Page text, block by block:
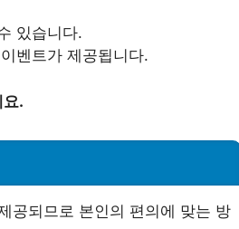
있습니다.
벤트가 제공됩니다.
.
공되므로 본인의 편의에 맞는 방